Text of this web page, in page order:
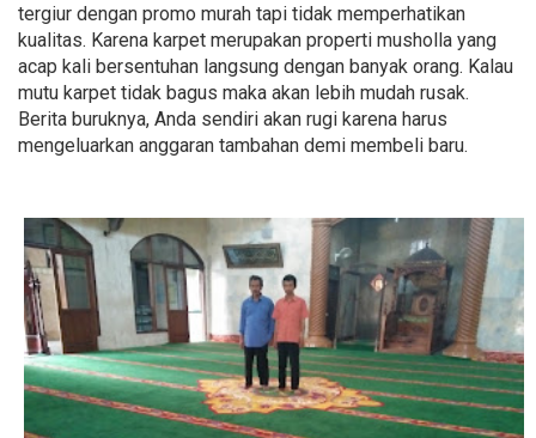
tergiur dengan promo murah tapi tidak memperhatikan
kualitas. Karena karpet merupakan properti musholla yang
acap kali bersentuhan langsung dengan banyak orang. Kalau
mutu karpet tidak bagus maka akan lebih mudah rusak.
Berita buruknya, Anda sendiri akan rugi karena harus
mengeluarkan anggaran tambahan demi membeli baru.